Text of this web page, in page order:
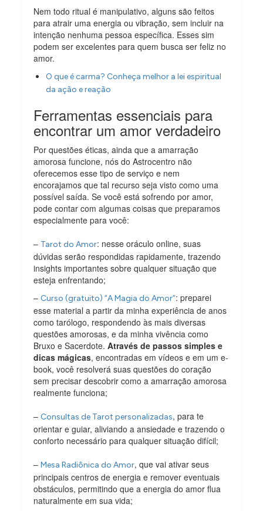
Nem todo ritual é manipulativo, alguns são feitos
para atrair uma energia ou vibração, sem incluir na
intenção nenhuma pessoa específica. Esses sim
podem ser excelentes para quem busca ser feliz no
amor.
O que é carma? Conheça melhor a lei espiritual
da ação e reação
Ferramentas essenciais para
encontrar um amor verdadeiro
Por questões éticas, ainda que a amarração
amorosa funcione, nós do Astrocentro não
oferecemos esse tipo de serviço e nem
encorajamos que tal recurso seja visto como uma
possível saída. Se você está sofrendo por amor,
pode contar com algumas coisas que preparamos
especialmente para você:
– Tarot do Amor: nesse oráculo online, suas
dúvidas serão respondidas rapidamente, trazendo
insights importantes sobre qualquer situação que
esteja enfrentando;
– Curso (gratuito) “A Magia do Amor”: preparei
esse material a partir da minha experiência de anos
como tarólogo, respondendo às mais diversas
questões amorosas, e da minha vivência como
Bruxo e Sacerdote.Através de passos simples e
dicas mágicas, encontradas em vídeos e em um e-
book, você resolverá suas questões do coração
sem precisar descobrir como a amarração amorosa
realmente funciona;
– Consultas de Tarot personalizadas, para te
orientar e guiar, aliviando a ansiedade e trazendo o
conforto necessário para qualquer situação difícil;
–Mesa Radiônica do Amor, que vai ativar seus
principais centros de energia e remover eventuais
obstáculos, permitindo que a energia do amor flua
naturalmente em sua vida;